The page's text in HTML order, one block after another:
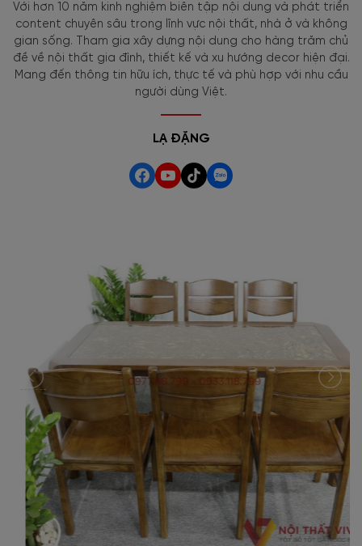
Với hơn 10 năm kinh nghiệm biên tập nội dung và phát triển
content chuyên sâu trong lĩnh vực nội thất, nhà ở và không
gian sống. Tham gia xây dựng nội dung cho hàng trăm chủ
đề về nội thất gia đình, thiết kế và xu hướng decor hiện đại.
Mang đến thông tin hữu ích, thực tế và phù hợp với nhu cầu
người dùng Việt.
LẠ ĐẶNG